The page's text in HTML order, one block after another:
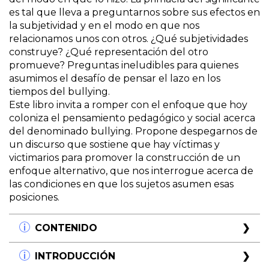
es tal que lleva a preguntarnos sobre sus efectos en
la subjetividad y en el modo en que nos
relacionamos unos con otros. ¿Qué subjetividades
construye? ¿Qué representación del otro
promueve? Preguntas ineludibles para quienes
asumimos el desafío de pensar el lazo en los
tiempos del bullying.
Este libro invita a romper con el enfoque que hoy
coloniza el pensamiento pedagógico y social acerca
del denominado bullying. Propone despegarnos de
un discurso que sostiene que hay víctimas y
victimarios para promover la construcción de un
enfoque alternativo, que nos interrogue acerca de
las condiciones en que los sujetos asumen esas
posiciones.
CONTENIDO
Prólogo.
Roxana Levinsky
INTRODUCCIÓN